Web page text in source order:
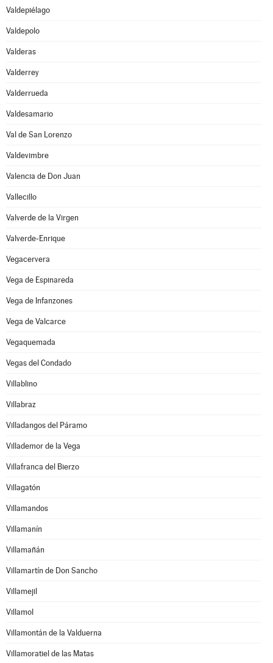
Valdepiélago
Valdepolo
Valderas
Valderrey
Valderrueda
Valdesamario
Val de San Lorenzo
Valdevimbre
Valencia de Don Juan
Vallecillo
Valverde de la Virgen
Valverde-Enrique
Vegacervera
Vega de Espinareda
Vega de Infanzones
Vega de Valcarce
Vegaquemada
Vegas del Condado
Villablino
Villabraz
Villadangos del Páramo
Villademor de la Vega
Villafranca del Bierzo
Villagatón
Villamandos
Villamanín
Villamañán
Villamartín de Don Sancho
Villamejil
Villamol
Villamontán de la Valduerna
Villamoratiel de las Matas